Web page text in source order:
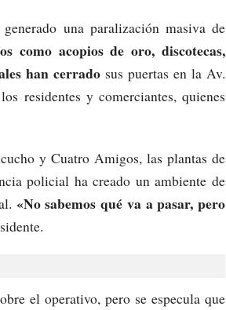
una paralización masiva de
como acopios de oro, discotecas,
han cerrado sus puertas en la Av.
residentes y comerciantes, quienes
y Cuatro Amigos, las plantas de
policial ha creado un ambiente de
«No sabemos qué va a pasar, pero
el operativo, pero se especula que